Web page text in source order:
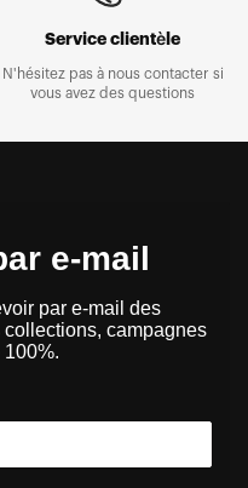
Service clientèle
N'hésitez pas à nous contacter si
vous avez des questions
e-mail
par e-mail des
campagnes